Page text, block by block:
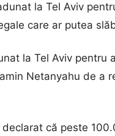
la Tel Aviv
care ar putea
la Tel Aviv pentru
Netanyahu de a
că peste